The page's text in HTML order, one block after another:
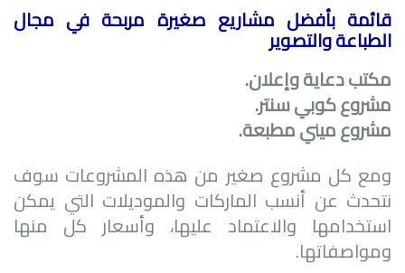
قائمة بأفضل مشاريع صغيرة مربحة في مجال
الطباعة والتصوير
مكتب دعاية وإعلان.
مشروع كوبي سنتر.
مشروع ميني مطبعة.
ومع كل مشروع صغير من هذه المشروعات سوف
نتحدث عن أنسب الماركات والموديلات التي يمكن
استخدامها والاعتماد عليها، وأسعار كل منها
ومواصفاتها.